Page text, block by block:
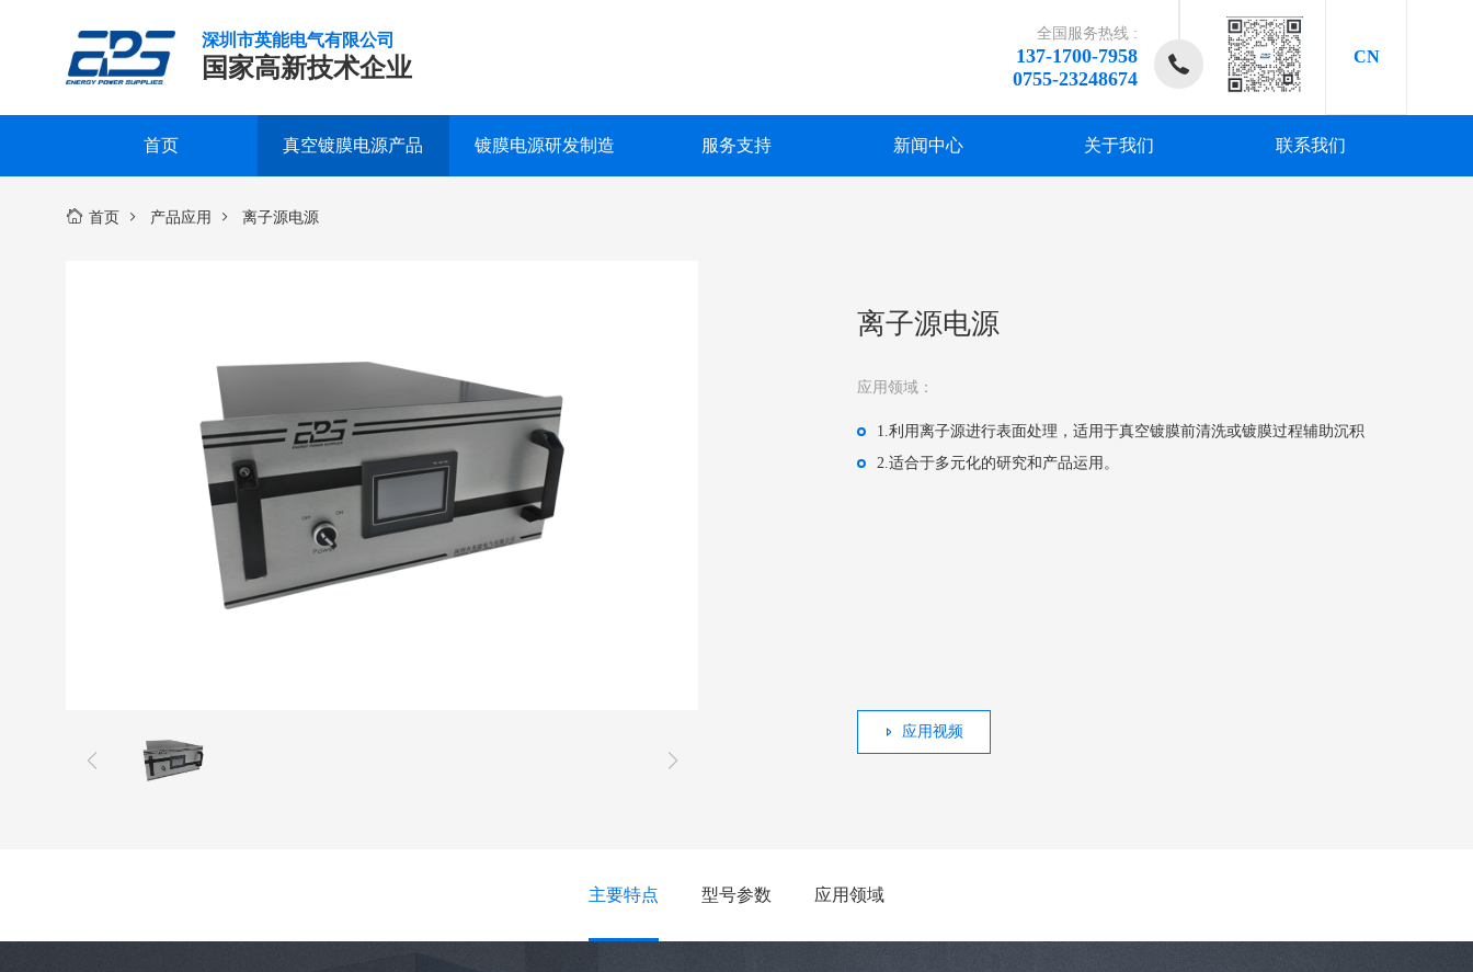
深圳市英能电气有限公司
国家高新技术企业
全国服务热线 :
137-1700-7958
0755-23248674
CN
首页 真空镀膜电源产品 镀膜电源研发制造 服务支持 新闻中心 关于我们 联系我们
首页 产品应用 离子源电源
离子源电源
应用领域：
1.利用离子源进行表面处理，适用于真空镀膜前清洗或镀膜过程辅助沉积
2.适合于多元化的研究和产品运用。
应用视频
主要特点 型号参数 应用领域